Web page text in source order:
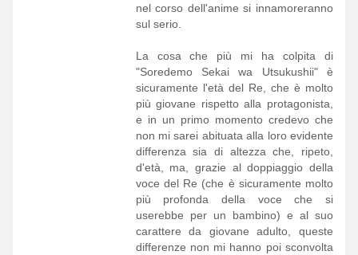
nel corso dell'anime si innamoreranno
sul serio.
La cosa che più mi ha colpita di
"Soredemo Sekai wa Utsukushii" è
sicuramente l'età del Re, che è molto
più giovane rispetto alla protagonista,
e in un primo momento credevo che
non mi sarei abituata alla loro evidente
differenza sia di altezza che, ripeto,
d'età, ma, grazie al doppiaggio della
voce del Re (che è sicuramente molto
più profonda della voce che si
userebbe per un bambino) e al suo
carattere da giovane adulto, queste
differenze non mi hanno poi sconvolta